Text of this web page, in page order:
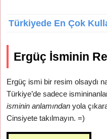
Türkiyede En Çok
Ergüç İsminin
Ergüç ismi bir resim olsaydı
Türkiye’de sadece
isminin anlamından yola
Cinsiyete takılmayın. =)